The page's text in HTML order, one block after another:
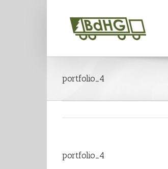
portfolio_4
portfolio_4